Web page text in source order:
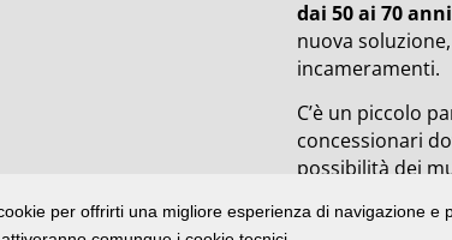
dai 50 ai 70 anni
nuova
incameramenti.
C’è un piccolo
concessionari
possibilità dei
per offrirti una migliore esperienza di navigazione e